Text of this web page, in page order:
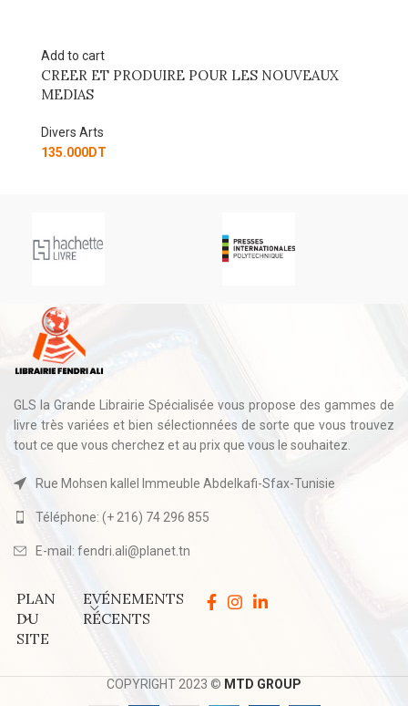
Add to cart
CREER ET PRODUIRE POUR LES NOUVEAUX
MEDIAS
Divers Arts
135.000DT
GLS la Grande Librairie Spécialisée vous propose des gammes de
livre très variées et bien sélectionnées de sorte que vous trouvez
tout ce que vous cherchez et au prix que vous le souhaitez.
Rue Mohsen kallel Immeuble Abdelkafi-Sfax-Tunisie
Téléphone: (+ 216) 74 296 855
E-mail: fendri.ali@planet.tn
PLAN
DU
SITE
EVÉNEMENTS
RÉCENTS
COPYRIGHT 2023 © MTD GROUP